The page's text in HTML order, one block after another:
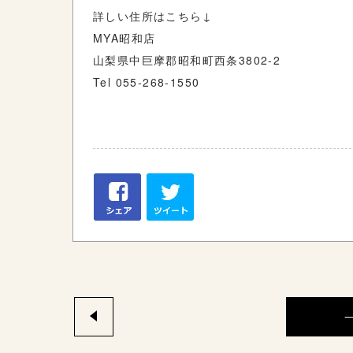
詳しい住所はこちら↓
MYA昭和店
山梨県中巨摩郡昭和町西条3802-2
Tel 055-268-1550